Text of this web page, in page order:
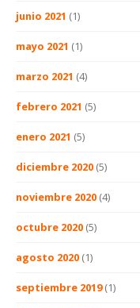
junio 2021 (1)
mayo 2021 (1)
marzo 2021 (4)
febrero 2021 (5)
enero 2021 (5)
diciembre 2020 (5)
noviembre 2020 (4)
octubre 2020 (5)
agosto 2020 (1)
septiembre 2019(1)